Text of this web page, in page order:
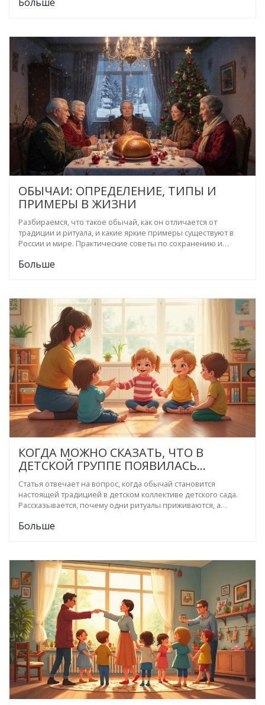
повторение и устойчивость.
ОБЫЧАИ: ОПРЕДЕЛЕНИЕ, ТИПЫ И
ПРИМЕРЫ В ЖИЗНИ
Разбираемся, что такое обычай, как он отличается от
традиции и ритуала, и какие яркие примеры существуют в
России и мире. Практические советы по сохранению и
Больше
КОГДА МОЖНО СКАЗАТЬ, ЧТО В
ДЕТСКОЙ ГРУППЕ ПОЯВИЛАСЬ
ТРАДИЦИЯ
Статья отвечает на вопрос, когда обычай становится
настоящей традицией в детском коллективе детского сада.
Рассказывается, почему одни ритуалы приживаются, а
полезные традиции для сплочения детей. Есть советы для
Больше